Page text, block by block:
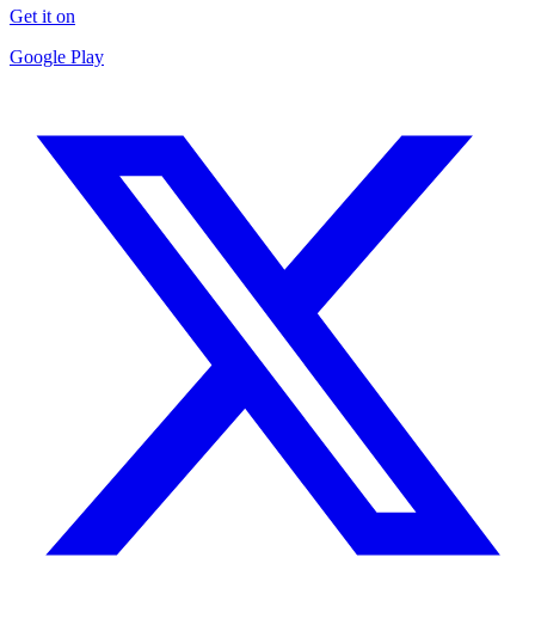
Get it on
Google Play